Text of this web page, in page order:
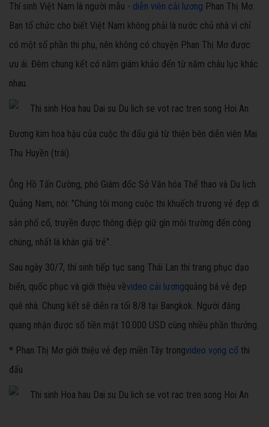
Thí sinh Việt Nam là người mẫu - diễn viên cải lương Phan Thị Mơ.
Ban tổ chức cho biết Việt Nam không phải là nước chủ nhà vì chỉ
có một số phần thi phụ, nên không có chuyện Phan Thị Mơ được
ưu ái. Đêm chung kết có năm giám khảo đến từ năm châu lục khác
nhau.
Đương kim hoa hậu của cuộc thi đấu giá từ thiện bên diễn viên Mai
Thu Huyền (trái).
Ông Hồ Tấn Cường, phó Giám đốc Sở Văn hóa Thể thao và Du lịch
Quảng Nam, nói: "Chúng tôi mong cuộc thi khuếch trương vẻ đẹp di
sản phố cổ, truyền được thông điệp giữ gìn môi trường đến công
chúng, nhất là khán giả trẻ".
Sau ngày 30/7, thí sinh tiếp tục sang Thái Lan thi trang phục dạo
biển, quốc phục và giới thiệu vềvideo cải lươngquảng bá vẻ đẹp
quê nhà. Chung kết sẽ diễn ra tối 8/8 tại Bangkok. Người đăng
quang nhận được số tiền mặt 10.000 USD cùng nhiều phần thưởng.
* Phan Thị Mơ giới thiệu vẻ đẹp miền Tây trongvideo vọng cổ thi
đấu